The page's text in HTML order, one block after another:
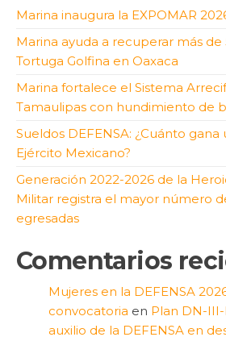
Marina inaugura la EXPOMAR
Marina ayuda a recuperar más
Tortuga Golfina en Oaxaca
Marina fortalece el Sistema
Tamaulipas con hundimiento de
Sueldos DEFENSA: ¿Cuánto gana
Ejército Mexicano?
Generación 2022-2026 de la
Militar registra el mayor número
egresadas
Comentarios
Mujeres en la DEFENSA
convocatoria en Plan DN-III-
auxilio de la DEFENSA en